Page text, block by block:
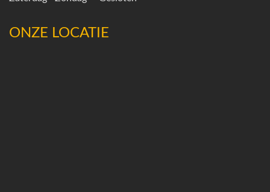
ONZE LOCATIE